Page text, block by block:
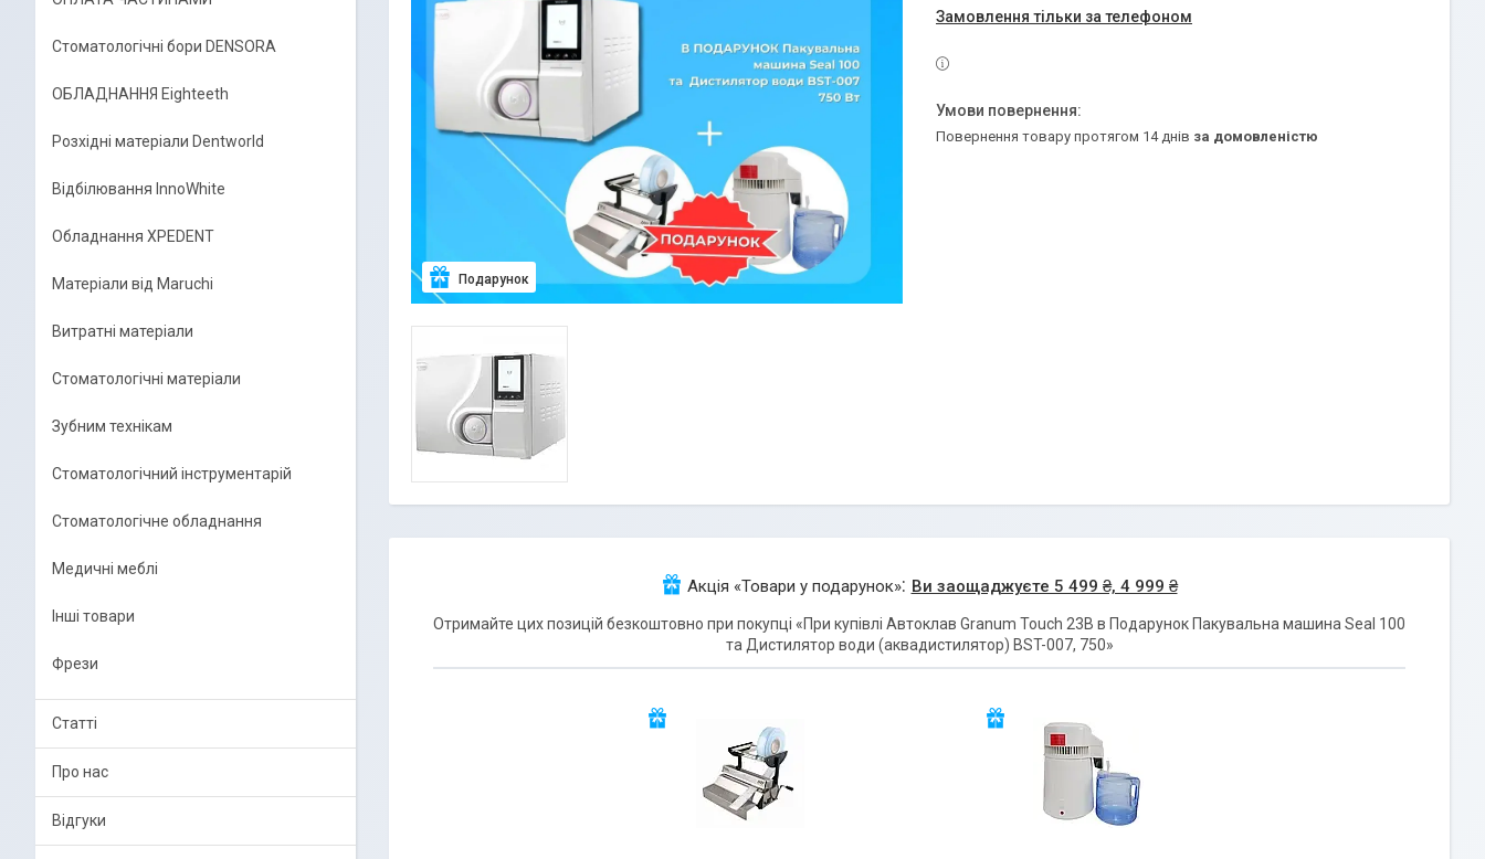
Подарунок
Замовлення тільки за телефоном
повернення товару протягом 14 днів за домовленістю
Акція «Товари у подарунок» Ви заощаджуєте 5 499 ₴, 4 999 ₴
Отримайте цих позицій безкоштовно при покупці «При купівлі Автоклав Granum Touch 23B в Подарунок Пакувальна машина Seal 100
та Дистилятор води (аквадистилятор) BST-007, 750»
Стоматологічні бори DENSORA
ОБЛАДНАННЯ Eighteeth
Розхідні матеріали Dentworld
Відбілювання InnoWhite
Обладнання XPEDENT
Матеріали від Maruchi
Витратні матеріали
Стоматологічні матеріали
Зубним технікам
Стоматологічний інструментарій
Стоматологічне обладнання
Медичні меблі
Інші товари
Фрези
Статті
Про нас
Відгуки